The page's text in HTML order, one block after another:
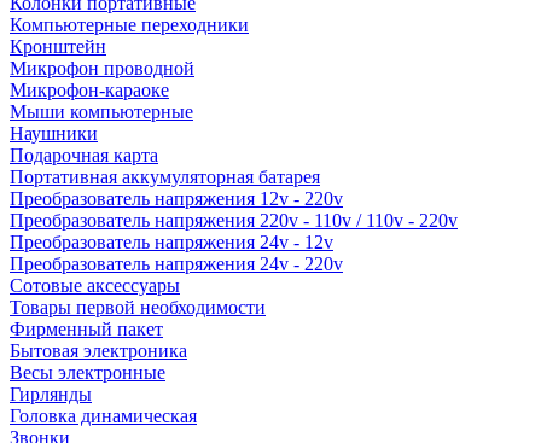
Компьютерные переходники
Кронштейн
Микрофон проводной
Микрофон-караоке
Мыши компьютерные
Наушники
Подарочная карта
Портативная аккумуляторная батарея
Преобразователь напряжения 12v - 220v
Преобразователь напряжения 220v - 110v / 110v - 220v
Преобразователь напряжения 24v - 12v
Преобразователь напряжения 24v - 220v
Сотовые аксессуары
Товары первой необходимости
Фирменный пакет
Бытовая электроника
Весы электронные
Гирлянды
Головка динамическая
Звонки